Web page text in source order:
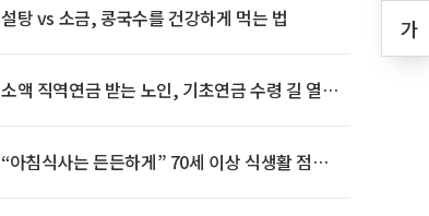
가
설탕 vs 소금, 콩국수를 건강하게 먹는 법
소액 직역연금 받는 노인, 기초연금 수령 길 열린
“아침식사는 든든하게” 70세 이상 식생활 점수